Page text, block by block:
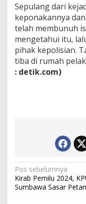
Sepulang dari
keponakannya
telah membunuh
mengetahui itu,
pihak kepolisian.
tiba di rumah
: detik.com)
N
a
Pos sebelumnya
Kirab Pemilu 2024,
Sumbawa Sasar